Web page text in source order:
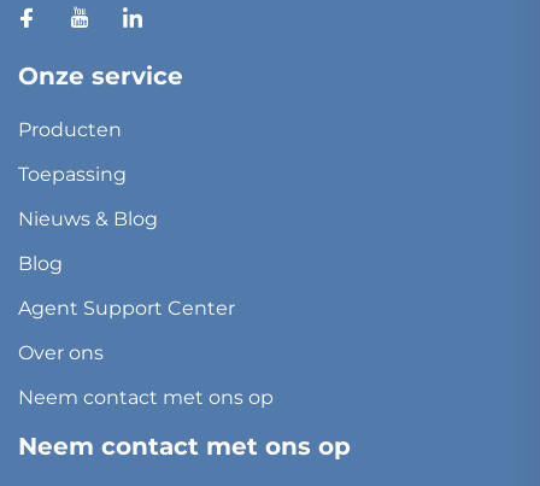
Onze service
Producten
Toepassing
Nieuws & Blog
Blog
Agent Support Center
Over ons
Neem contact met ons op
Neem contact met ons op